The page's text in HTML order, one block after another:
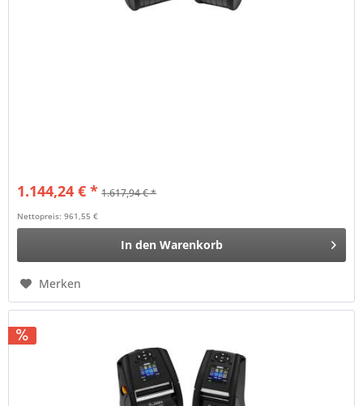
1.144,24 € * 1.617,94 € *
Nettopreis: 961,55 €
In den Warenkorb
Merken